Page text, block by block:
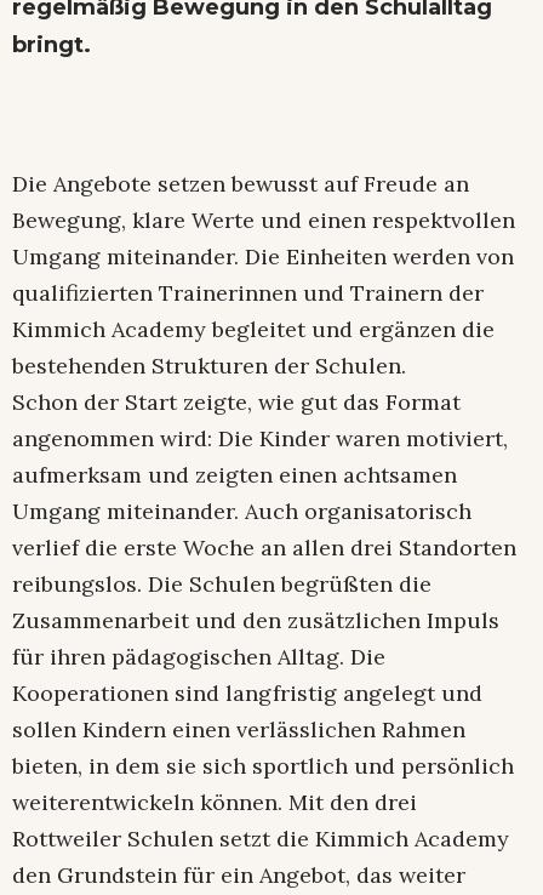
regelmäßig Bewegung in den Schulalltag
bringt.
Die Angebote setzen bewusst auf Freude an
Bewegung, klare Werte und einen respektvollen
Umgang miteinander. Die Einheiten werden von
qualifizierten Trainerinnen und Trainern der
Kimmich Academy begleitet und ergänzen die
bestehenden Strukturen der Schulen.
Schon der Start zeigte, wie gut das Format
angenommen wird: Die Kinder waren motiviert,
aufmerksam und zeigten einen achtsamen
Umgang miteinander. Auch organisatorisch
verlief die erste Woche an allen drei Standorten
reibungslos. Die Schulen begrüßten die
Zusammenarbeit und den zusätzlichen Impuls
für ihren pädagogischen Alltag. Die
Kooperationen sind langfristig angelegt und
sollen Kindern einen verlässlichen Rahmen
bieten, in dem sie sich sportlich und persönlich
weiterentwickeln können. Mit den drei
Rottweiler Schulen setzt die Kimmich Academy
den Grundstein für ein Angebot, das weiter